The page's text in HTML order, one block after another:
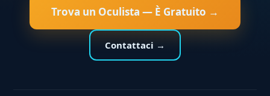
Trova un Oculista — È Gratuito →
Contattaci →